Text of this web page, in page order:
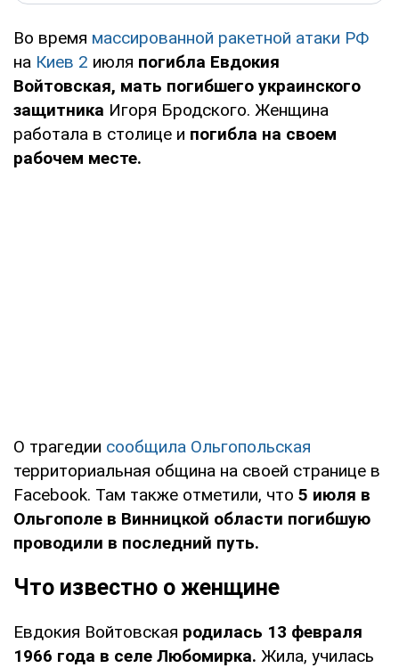
Во время массированной ракетной атаки РФ
на Киев 2 июля погибла Евдокия
Войтовская, мать погибшего украинского
защитника Игоря Бродского. Женщина
работала в столице и погибла на своем
рабочем месте.
О трагедии сообщила Ольгопольская
территориальная община на своей странице в
Facebook. Там также отметили, что 5 июля в
Ольгополе в Винницкой области погибшую
проводили в последний путь.
Что известно о женщине
Евдокия Войтовская родилась 13 февраля
1966 года в селе Любомирка. Жила, училась